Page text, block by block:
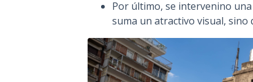
Por último, se intervenino
suma un atractivo visual,